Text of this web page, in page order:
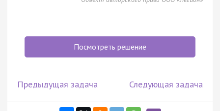
Посмотреть решение
Предыдущая задача Следующая задача